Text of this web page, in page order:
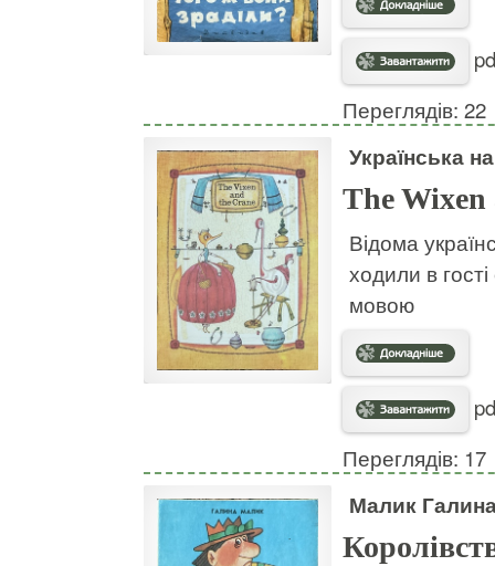
Переглядів: 22
Українська
The Wixen
Відома
ходили в
мовою
Переглядів: 17
Малик